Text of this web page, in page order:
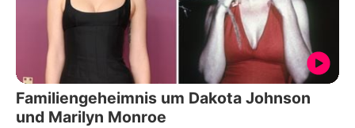
Familiengeheimnis um Dakota Johnson
und Marilyn Monroe